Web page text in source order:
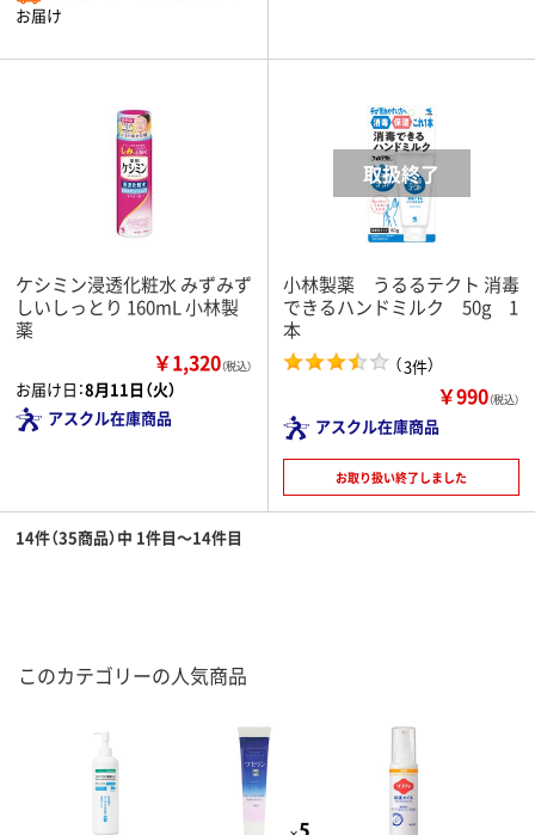
お届け
ケシミン浸透化粧水 みずみず
しいしっとり 160mL 小林製
薬
￥1,320（税込）
お届け日：8月11日（火）
アスクル在庫商品
小林製薬 うるるテクト 消毒
できるハンドミルク 50g 1
本
（3件）
￥990（税込）
アスクル在庫商品
お取り扱い終了しました
14件（35商品）中 1件目～14件目
このカテゴリーの人気商品